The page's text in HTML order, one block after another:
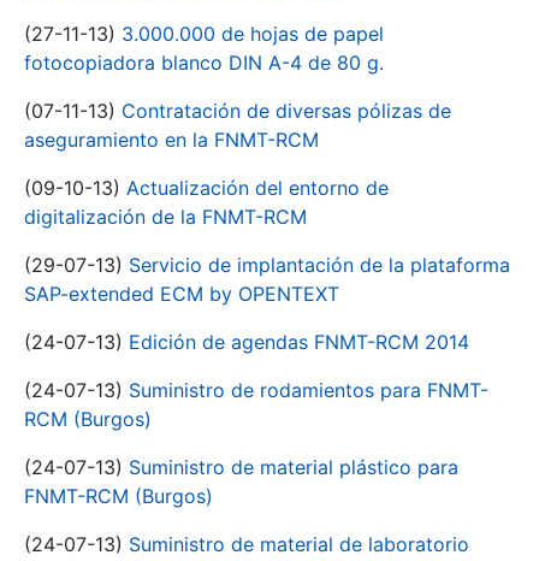
(27-11-13) 3.000.000 de hojas de papel
fotocopiadora blanco DIN A-4 de 80 g.
(07-11-13) Contratación de diversas pólizas de
aseguramiento en la FNMT-RCM
(09-10-13) Actualización del entorno de
digitalización de la FNMT-RCM
(29-07-13) Servicio de implantación de la plataforma
SAP-extended ECM by OPENTEXT
(24-07-13) Edición de agendas FNMT-RCM 2014
(24-07-13) Suministro de rodamientos para FNMT-
RCM (Burgos)
(24-07-13) Suministro de material plástico para
FNMT-RCM (Burgos)
(24-07-13) Suministro de material de laboratorio